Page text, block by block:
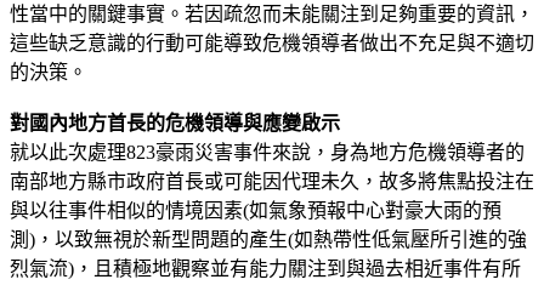
性當中的關鍵事實。若因疏忽而未能關注到足夠重要的資訊，
這些缺乏意識的行動可能導致危機領導者做出不充足與不適切
的決策。
對國內地方首長的危機領導與應變啟示
就以此次處理823豪雨災害事件來說，身為地方危機領導者的
南部地方縣市政府首長或可能因代理未久，故多將焦點投注在
與以往事件相似的情境因素(如氣象預報中心對豪大雨的預
測)，以致無視於新型問題的產生(如熱帶性低氣壓所引進的強
烈氣流)，且積極地觀察並有能力關注到與過去相近事件有所